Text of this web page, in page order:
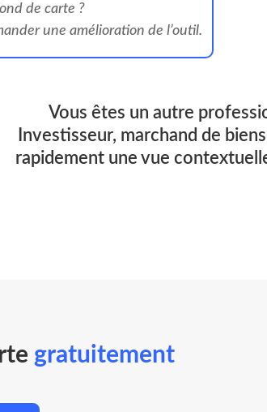
de carte ?
une amélioration de l’outil.
Vous êtes un autre
Investisseur, marchand de
rapidement une vue
gratuitement